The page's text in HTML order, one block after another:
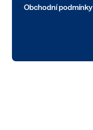
Obchodní podmínky